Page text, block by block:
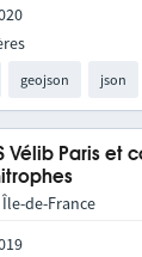
geojson json
Vélib Paris et
Île-de-France